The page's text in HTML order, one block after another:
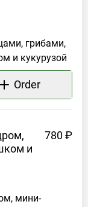
Order
и
780 ₽